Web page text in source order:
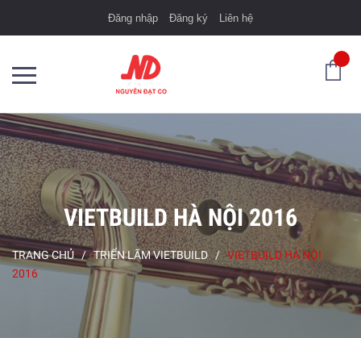
Đăng nhập Đăng ký Liên hệ
VIETBUILD HÀ NỘI 2016
TRANG CHỦ / TRIỂN LÃM VIETBUILD / VIETBUILD HÀ NỘI
2016